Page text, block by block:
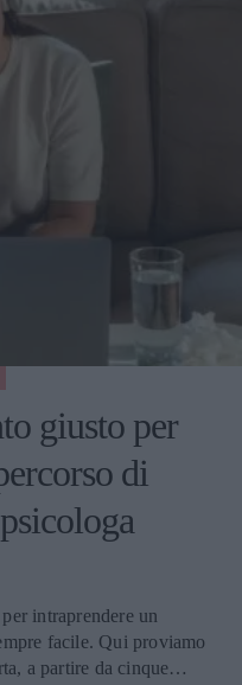
giusto per
di
intraprendere un
facile. Qui proviamo
a partire da cinque